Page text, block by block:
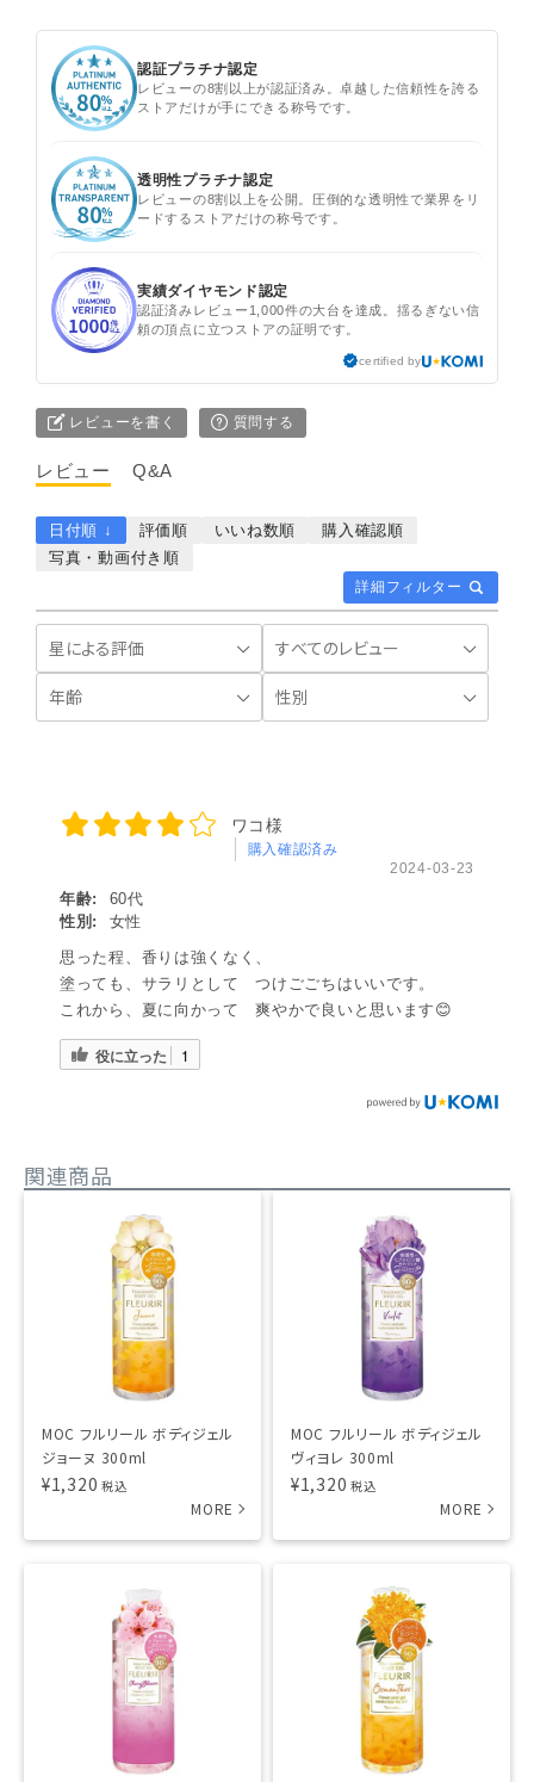
認証プラチナ認定
レビューの8割以上が認証済み。卓越した信頼性を誇る
ストアだけが手にできる称号です。
透明性プラチナ認定
レビューの8割以上を公開。圧倒的な透明性で業界をリ
ードするストアだけの称号です。
実績ダイヤモンド認定
認証済みレビュー1,000件の大台を達成。揺るぎない信
頼の頂点に立つストアの証明です。
certified by
レビューを書く 質問する
レビュー Q&A
詳細フィルター
日付順 ↓ 評価順 いいね数順
購入確認順
写真・動画付き順
ワコ様
購入確認済み
2024-03-23
年齢:
60代
性別:
女性
思った程、香りは強くなく、
塗っても、サラリとして つけごごちはいいです。
これから、夏に向かって 爽やかで良いと思います😊
役に立った 1
関連商品
MOC フルリール ボディジェル
ジョーヌ 300ml
¥1,320 税込
MOC フルリール ボディジェル
ヴィヨレ 300ml
¥1,320 税込